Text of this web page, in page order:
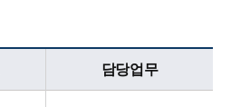
담당업무